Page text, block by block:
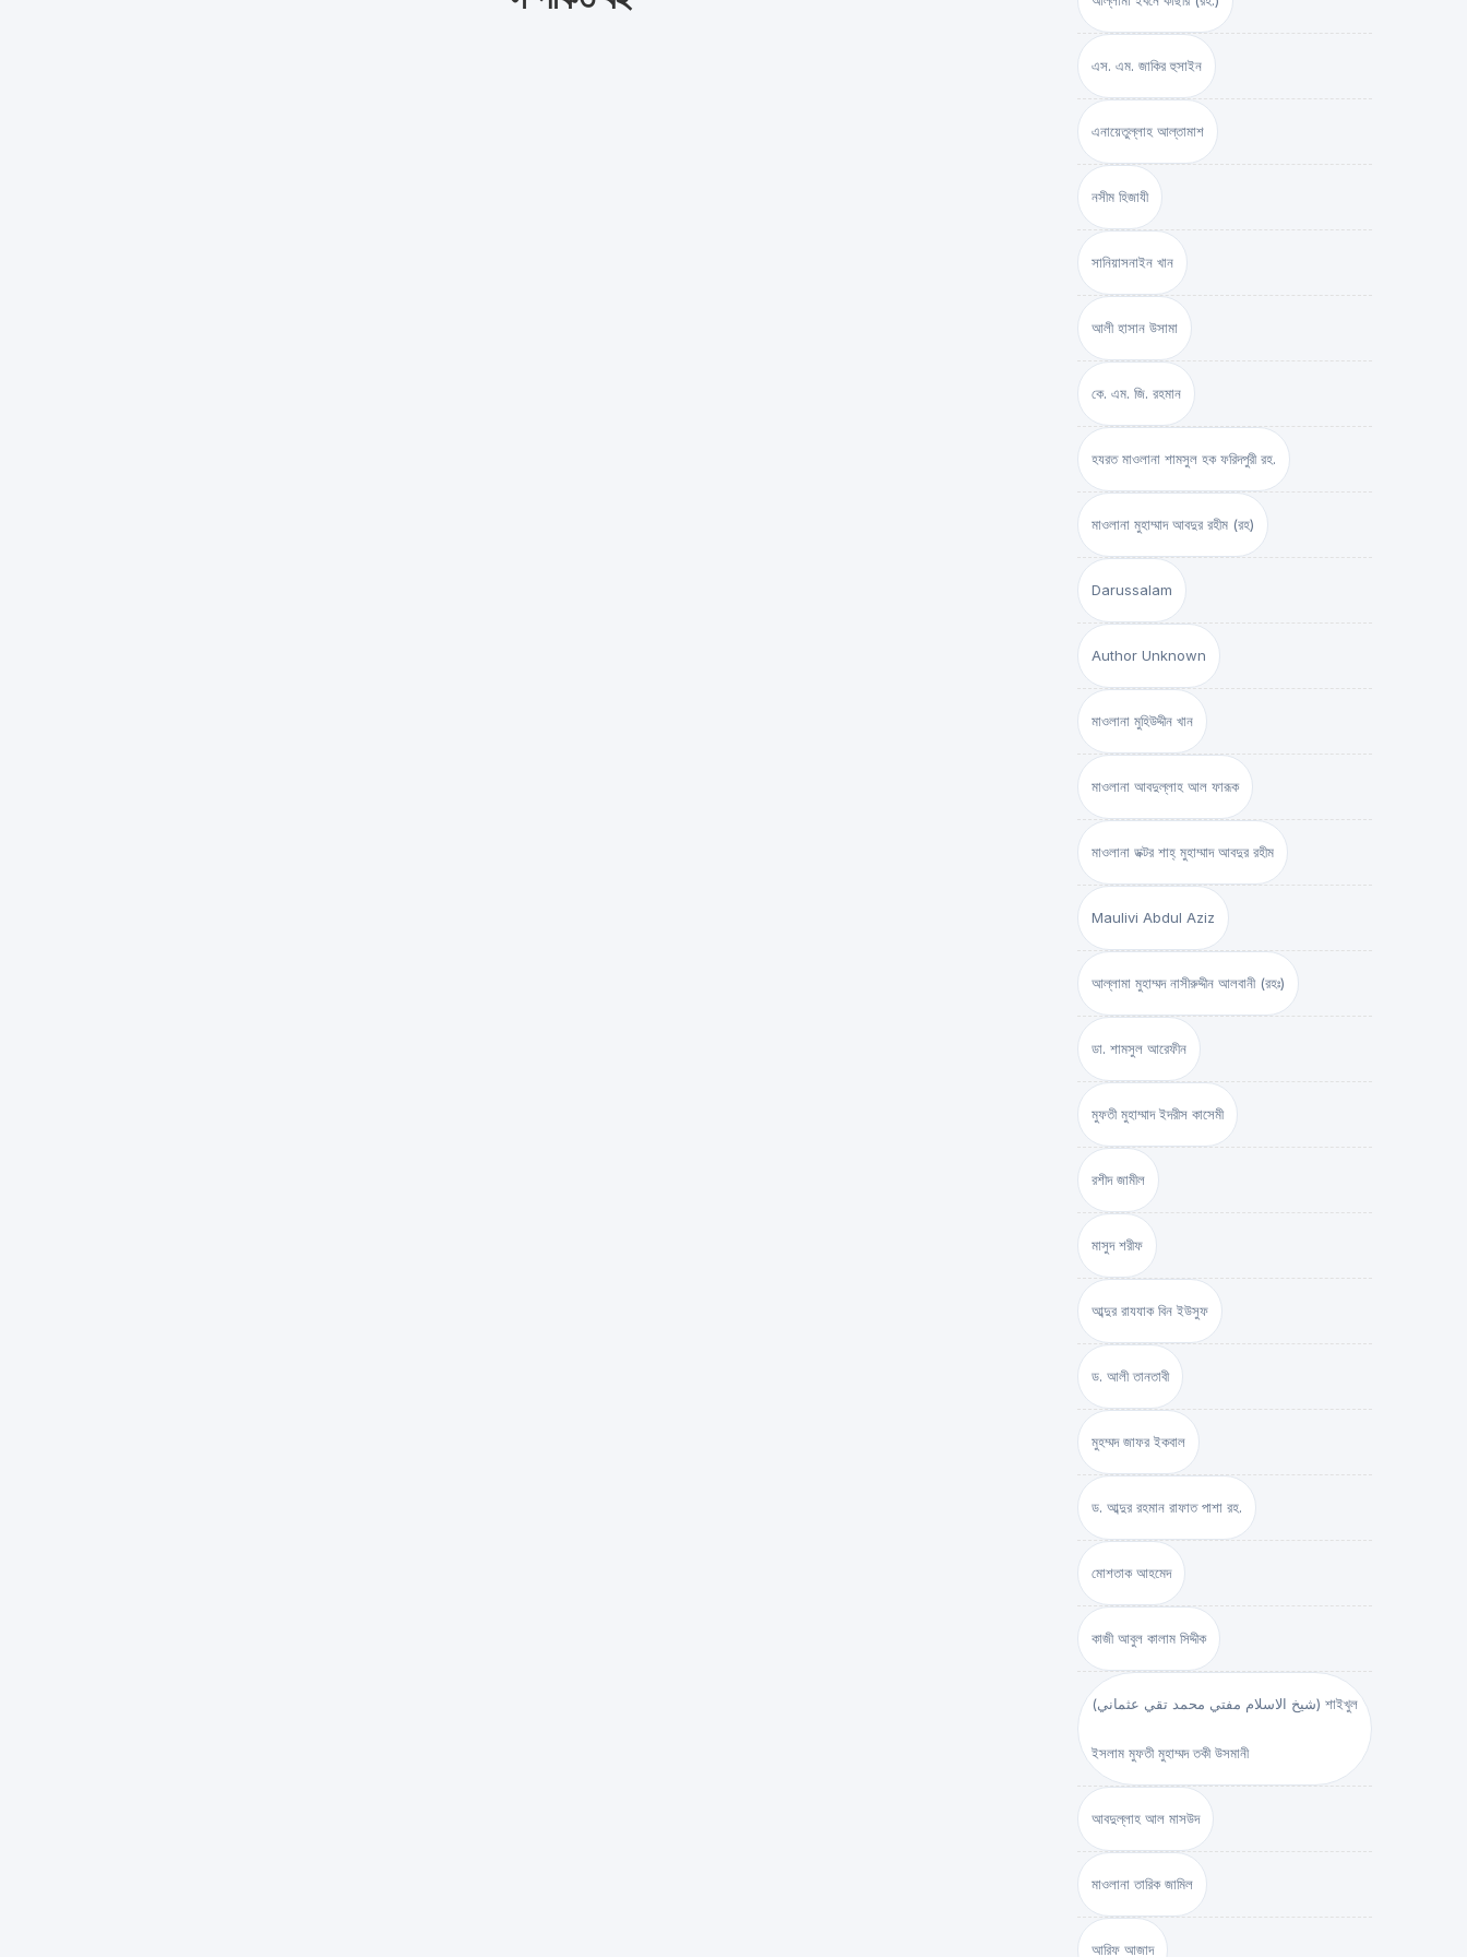
এস. এম. জাকির হুসাইন
এনায়েতুল্লাহ আল্‌তামাশ
নসীম হিজাযী
সানিয়াসনাইন খান
আলী হাসান উসামা
কে. এম. জি. রহমান
হযরত মাওলানা শামসুল হক ফরিদপুরী রহ.
মাওলানা মুহাম্মাদ আবদুর রহীম (রহ)
Darussalam
Author Unknown
মাওলানা মুহিউদ্দীন খান
মাওলানা আবদুল্লাহ আল ফারূক
মাওলানা ডক্টর শাহ্‌ মুহাম্মাদ আবদুর রহীম
Maulivi Abdul Aziz
আল্লামা মুহাম্মদ নাসীরুদ্দীন আলবানী (রহঃ)
ডা. শামসুল আরেফীন
মুফতী মুহাম্মাদ ইদরীস কাসেমী
রশীদ জামীল
মাসুদ শরীফ
আব্দুর রাযযাক বিন ইউসুফ
ড. আলী তানতাবী
মুহম্মদ জাফর ইকবাল
ড. আব্দুর রহমান রাফাত পাশা রহ.
মোশতাক আহমেদ
কাজী আবুল কালাম সিদ্দীক
(شيخ الاسلام مفتي محمد تقي عثماني) শাইখুল
ইসলাম মুফতী মুহাম্মদ তকী উসমানী
আবদুল্লাহ আল মাসউদ
মাওলানা তারিক জামিল
আরিফ আজাদ